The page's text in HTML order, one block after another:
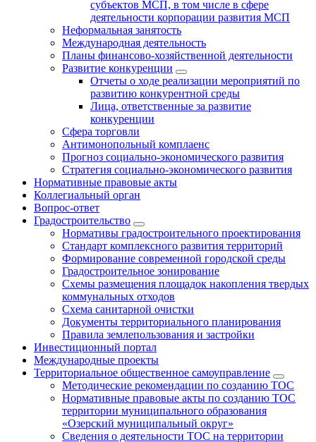
субъектов МСП, в том числе в сфере
деятельности корпорации развития МСП
Неформальная занятость
Международная деятельность
Планы финансово-хозяйственной деятельности
Развитие конкуренции
Отчеты о ходе реализации мероприятий по
развитию конкурентной среды
Лица, ответственные за развитие
конкуренции
Сфера торговли
Антимонопольный комплаенс
Прогноз социально-экономического развития
Стратегия социально-экономического развития
Нормативные правовые акты
Коллегиальный орган
Вопрос-ответ
Градостроительство
Нормативы градостроительного проектирования
Стандарт комплексного развития территорий
Формирование современной городской среды
Градостроительное зонирование
Схемы размещения площадок накопления твердых
коммунальных отходов
Схема санитарной очистки
Документы территориального планирования
Правила землепользования и застройки
Инвестиционный портал
Международные проекты
Территориальное общественное самоуправление
Методические рекомендации по созданию ТОС
Нормативные правовые акты по созданию ТОС
территории муниципального образования
«Озерский муниципальный округ»
Сведения о деятельности ТОС на территории